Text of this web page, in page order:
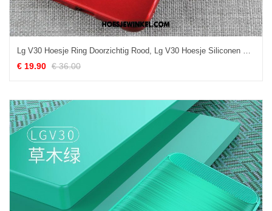
Lg V30 Hoesje Ring Doorzichtig Rood, Lg V30 Hoesje Siliconen Mobiele Telefoon
€ 19.90 € 36.00